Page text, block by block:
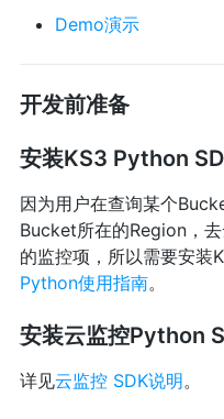
Demo演示
开发前准备
安装KS3 Python
因为用户在查询某个
Bucket所在的Region，
的监控项，所以需要安装
Python使用指南。
安装云监控Python
详见云监控 SDK说明。